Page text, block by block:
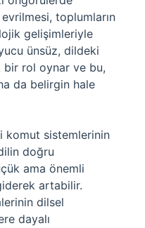
toplumların
gelişimleriyle
ünsüz, dildeki
bir rol oynar ve bu,
da belirgin hale
komut sistemlerinin
doğru
ama önemli
artabilir.
dilsel
dayalı